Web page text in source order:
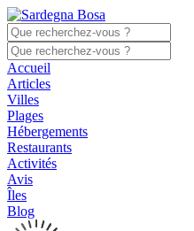
Accueil
Articles
Villes
Plages
Hébergements
Restaurants
Activités
Avis
Îles
Blog